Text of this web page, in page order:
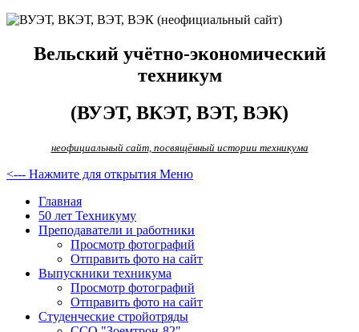
Вельский учётно-экономический
техникум
(ВУЭТ, ВКЭТ, ВЭТ, ВЭК)
неофициальный сайт, посвящённый истории техникума
<--- Нажмите для открытия Меню
Главная
50 лет Техникуму
Преподаватели и работники
Просмотр фотографий
Отправить фото на сайт
Выпускники техникума
Просмотр фотографий
Отправить фото на сайт
Студенческие стройотряды